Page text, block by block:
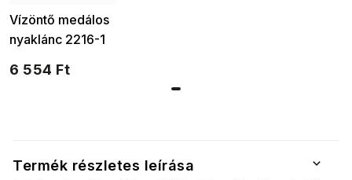
Termék részletes leírása
Vízöntő medálos
nyaklánc 2216-1
6 554 Ft